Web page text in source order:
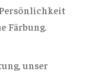
Färbung.
unser